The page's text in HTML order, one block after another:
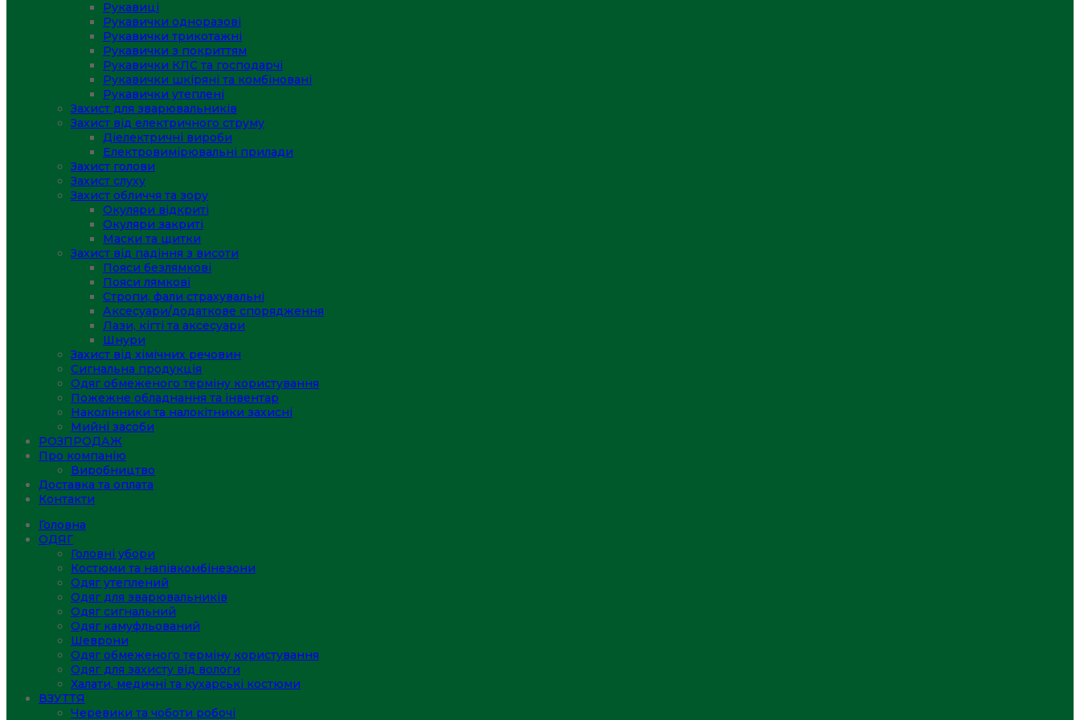
Рукавиці
Рукавички одноразові
Рукавички трикотажні
Рукавички з покриттям
Рукавички КЛС та господарчі
Рукавички шкіряні та комбіновані
Рукавички утеплені
Захист для зварювальників
Захист від електричного струму
Діелектричні вироби
Електровимірювальні прилади
Захист голови
Захист слуху
Захист обличчя та зору
Окуляри відкриті
Окуляри закриті
Маски та щитки
Захист від падіння з висоти
Пояси безлямкові
Пояси лямкові
Стропи, фали страхувальні
Аксесуари/додаткове спорядження
Лази, кігті та аксесуари
Шнури
Захист від хімічних речовин
Сигнальна продукція
Одяг обмеженого терміну користування
Пожежне обладнання та інвентар
Наколінники та налокітники захисні
Мийні засоби
РОЗПРОДАЖ
Про компанію
Виробництво
Доставка та оплата
Контакти
Головна
ОДЯГ
Головні убори
Костюми та напівкомбінезони
Одяг утеплений
Одяг для зварювальників
Одяг сигнальний
Одяг камуфльований
Шеврони
Одяг обмеженого терміну користування
Одяг для захисту від вологи
Халати, медичні та кухарські костюми
ВЗУТТЯ
Черевики та чоботи робочі